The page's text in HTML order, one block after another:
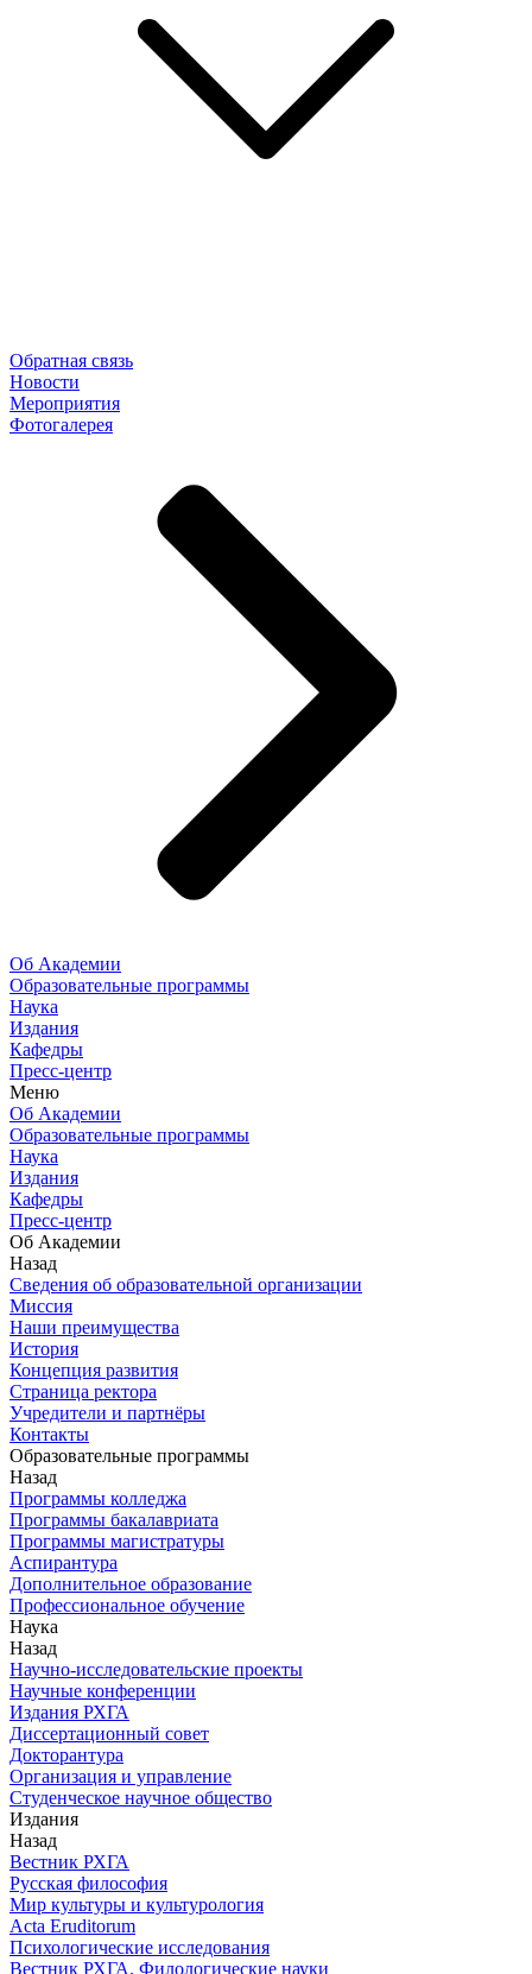
Обратная связь
Новости
Мероприятия
Фотогалерея
Об Академии
Образовательные программы
Наука
Издания
Кафедры
Пресс-центр
Меню
Об Академии
Образовательные программы
Наука
Издания
Кафедры
Пресс-центр
Об Академии
Назад
Сведения об образовательной организации
Миссия
Наши преимущества
История
Концепция развития
Страница ректора
Учредители и партнёры
Контакты
Образовательные программы
Назад
Программы колледжа
Программы бакалавриата
Программы магистратуры
Аспирантура
Дополнительное образование
Профессиональное обучение
Наука
Назад
Научно-исследовательские проекты
Научные конференции
Издания РХГА
Диссертационный совет
Докторантура
Организация и управление
Студенческое научное общество
Издания
Назад
Вестник РХГА
Русская философия
Мир культуры и культурология
Acta Eruditorum
Психологические исследования
Вестник РХГА. Филологические науки